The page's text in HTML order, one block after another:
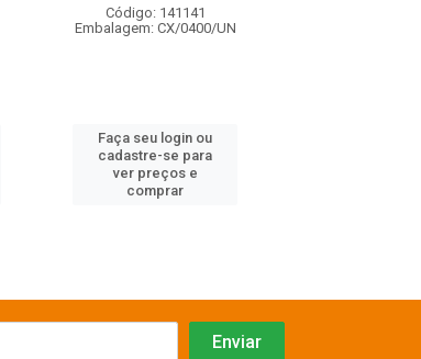
Código: 141141
Embalagem: CX/0400/UN
Faça seu login ou
cadastre-se para
ver preços e
comprar